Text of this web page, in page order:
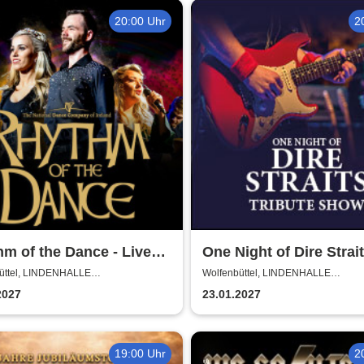
20:00 Uhr
of the Dance - Live
LINDENHALLE
One Night of Dire
Tribute Show
Wolfenbüttel, LINDENHALLE
23.01.2027
19:00 Uhr